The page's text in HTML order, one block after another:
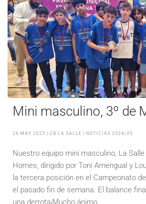
Mini masculino, 3º de
26 MAY 2025 | CB LA SALLE | NOTICIAS 2024/25
Nuestro equipo mini masculino, La
Homes, dirigido por Toni Amengual y
la tercera posición en el Campeonato
el pasado fin de semana. El balance
una derrota¡Mucho ánimo…